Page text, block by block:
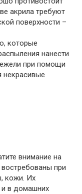
акрила требуют
поверхности –
которые
нанести
при помощи
некрасивые
внимание на
при
кожи. Их
и в домашних